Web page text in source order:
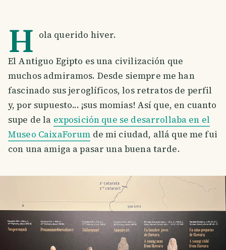
H ola querido hiver.
El Antiguo Egipto es una civilización que
muchos admiramos. Desde siempre me han
fascinado sus jeroglíficos, los retratos de perfil
y, por supuesto... ¡sus momias! Así que, en cuanto
supe de la exposición que se desarrollaba en el
Museo CaixaForum de mi ciudad, allá que me fui
con una amiga a pasar una buena tarde.